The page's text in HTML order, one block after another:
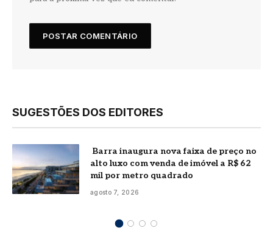
SUGESTÕES DOS EDITORES
Barra inaugura nova faixa de preço no
alto luxo com venda de imóvel a R$ 62
mil por metro quadrado
agosto 7, 2026